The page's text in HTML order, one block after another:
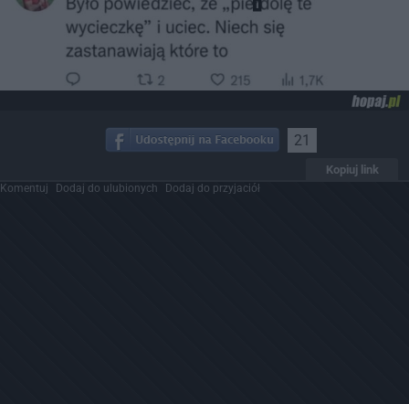
21
Kopiuj link
Komentuj Dodaj do ulubionych Dodaj do przyjaciół